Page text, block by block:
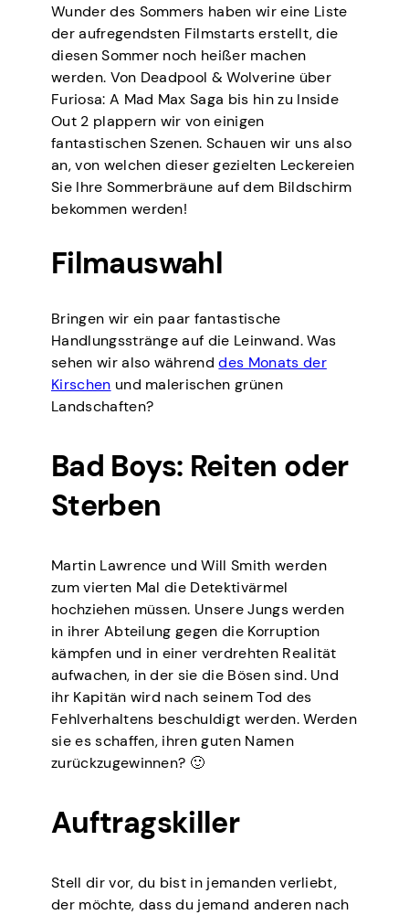
Wunder des Sommers haben wir eine Liste
der aufregendsten Filmstarts erstellt, die
diesen Sommer noch heißer machen
werden. Von Deadpool & Wolverine über
Furiosa: A Mad Max Saga bis hin zu Inside
Out 2 plappern wir von einigen
fantastischen Szenen. Schauen wir uns also
an, von welchen dieser gezielten Leckereien
Sie Ihre Sommerbräune auf dem Bildschirm
bekommen werden!
Filmauswahl
Bringen wir ein paar fantastische
Handlungsstränge auf die Leinwand. Was
sehen wir also währenddes Monats der
Kirschen und malerischen grünen
Landschaften?
Bad Boys: Reiten oder
Sterben
Martin Lawrence und Will Smith werden
zum vierten Mal die Detektivärmel
hochziehen müssen. Unsere Jungs werden
in ihrer Abteilung gegen die Korruption
kämpfen und in einer verdrehten Realität
aufwachen, in der sie die Bösen sind. Und
ihr Kapitän wird nach seinem Tod des
Fehlverhaltens beschuldigt werden. Werden
sie es schaffen, ihren guten Namen
zurückzugewinnen? 🙂
Auftragskiller
Stell dir vor, du bist in jemanden verliebt,
der möchte, dass du jemand anderen nach